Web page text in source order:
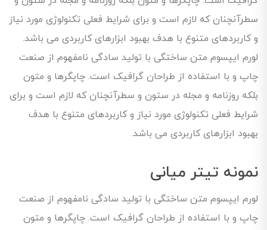
سطرآنچنان که لازم است و برای شرایط فعلی تکنولوژی مورد نیاز
و کاربردهای متنوع با هدف بهبود ابزارهای کاربردی می باشد.
لورم ایپسوم متن ساختگی با تولید سادگی نامفهوم از صنعت
چاپ و با استفاده از طراحان گرافیک است. چاپگرها و متون
بلکه روزنامه و مجله در ستون و سطرآنچنان که لازم است و برای
شرایط فعلی تکنولوژی مورد نیاز و کاربردهای متنوع با هدف
بهبود ابزارهای کاربردی می باشد.
نمونه تیتر میانی
لورم ایپسوم متن ساختگی با تولید سادگی نامفهوم از صنعت
چاپ و با استفاده از طراحان گرافیک است. چاپگرها و متون